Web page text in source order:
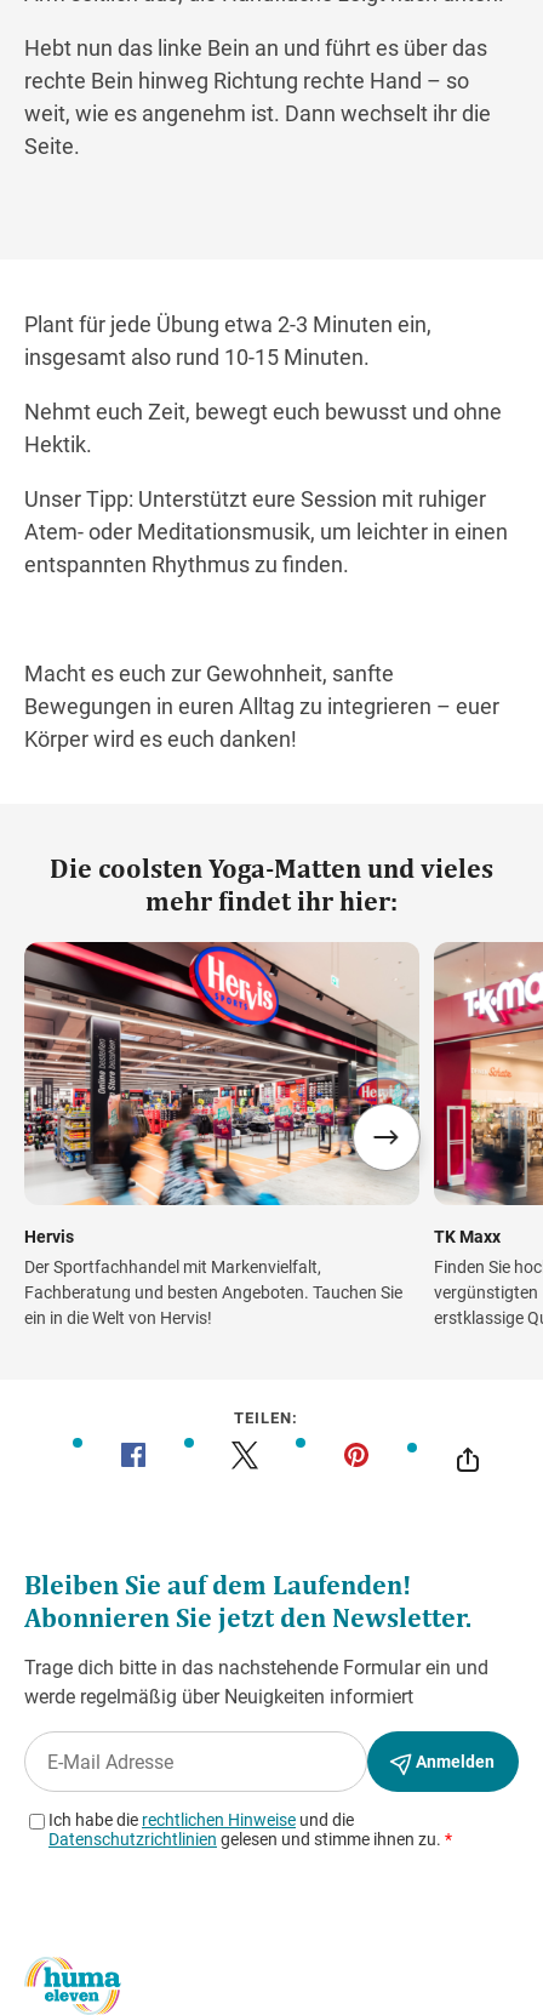
Hebt nun das linke Bein an und führt es über das
rechte Bein hinweg Richtung rechte Hand – so
weit, wie es angenehm ist. Dann wechselt ihr die
Seite.
Plant für jede Übung etwa 2-3 Minuten ein,
insgesamt also rund 10-15 Minuten.
Nehmt euch Zeit, bewegt euch bewusst und ohne
Hektik.
Unser Tipp: Unterstützt eure Session mit ruhiger
Atem- oder Meditationsmusik, um leichter in einen
entspannten Rhythmus zu finden.
Macht es euch zur Gewohnheit, sanfte
Bewegungen in euren Alltag zu integrieren – euer
Körper wird es euch danken!
Die coolsten Yoga-Matten und vieles
mehr findet ihr hier:
Hervis
Der Sportfachhandel mit Markenvielfalt,
Fachberatung und besten Angeboten. Tauchen Sie
ein in die Welt von Hervis!
TK Maxx
Finden Sie
vergünstigten
erstklassige
TEILEN: